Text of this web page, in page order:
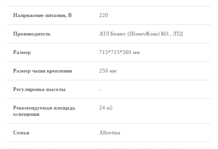
Напряжение питания, В 220
Производитель АТЛ Бизнес (ШэньчЖэнь) КО., ЛТД
Размеp 715*715*360 мм
Размер чаши крепления 250 мм
Регулировка высоты -
Рекомендуемая площадь
освещения
24 м2
Семья Albertina